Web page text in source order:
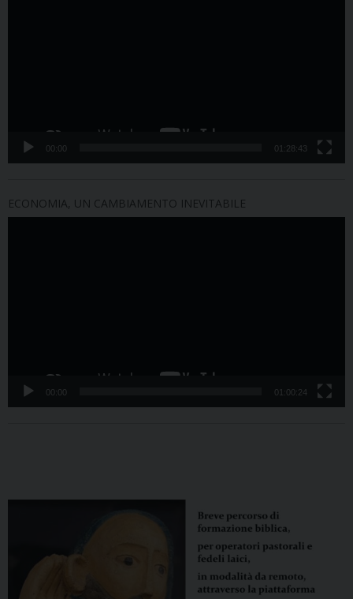
00:00 01:28:43
ECONOMIA, UN CAMBIAMENTO INEVITABILE
00:00 01:00:24